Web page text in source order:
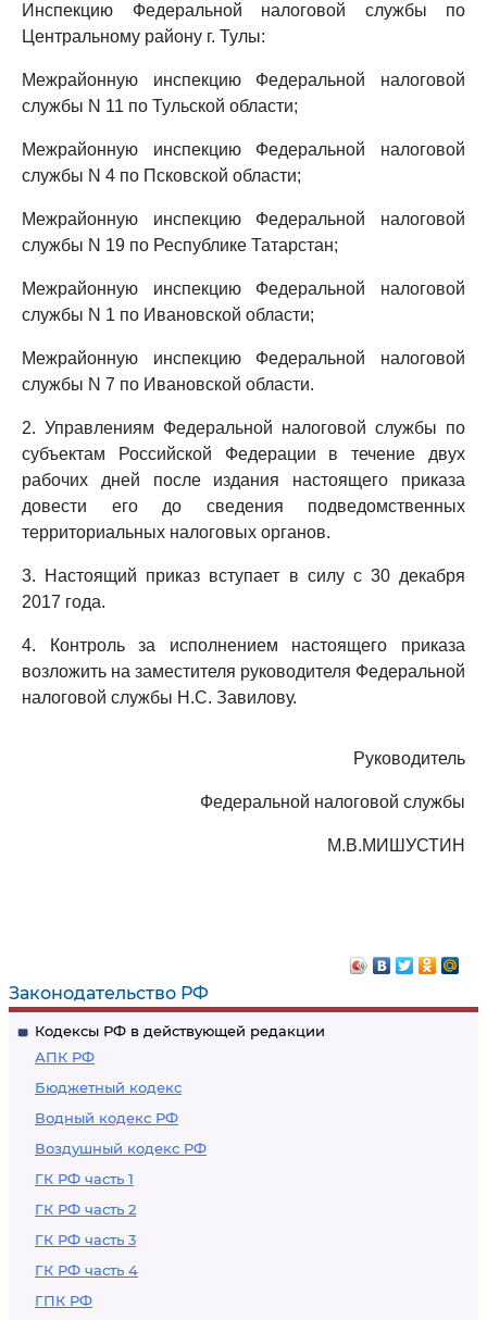
Законодательство РФ
Кодексы РФ в действующей редакции
АПК РФ
Бюджетный кодекс
Водный кодекс РФ
Воздушный кодекс РФ
ГК РФ часть 1
ГК РФ часть 2
ГК РФ часть 3
ГК РФ часть 4
ГПК РФ
Инспекцию Федеральной налоговой службы по
Центральному району г. Тулы:
Межрайонную инспекцию Федеральной налоговой
службы N 11 по Тульской области;
Межрайонную инспекцию Федеральной налоговой
службы N 4 по Псковской области;
Межрайонную инспекцию Федеральной налоговой
службы N 19 по Республике Татарстан;
Межрайонную инспекцию Федеральной налоговой
службы N 1 по Ивановской области;
Межрайонную инспекцию Федеральной налоговой
службы N 7 по Ивановской области.
2. Управлениям Федеральной налоговой службы по
субъектам Российской Федерации в течение двух
рабочих дней после издания настоящего приказа
довести его до сведения подведомственных
территориальных налоговых органов.
3. Настоящий приказ вступает в силу с 30 декабря
2017 года.
4. Контроль за исполнением настоящего приказа
возложить на заместителя руководителя Федеральной
налоговой службы Н.С. Завилову.
Руководитель
Федеральной налоговой службы
М.В.МИШУСТИН